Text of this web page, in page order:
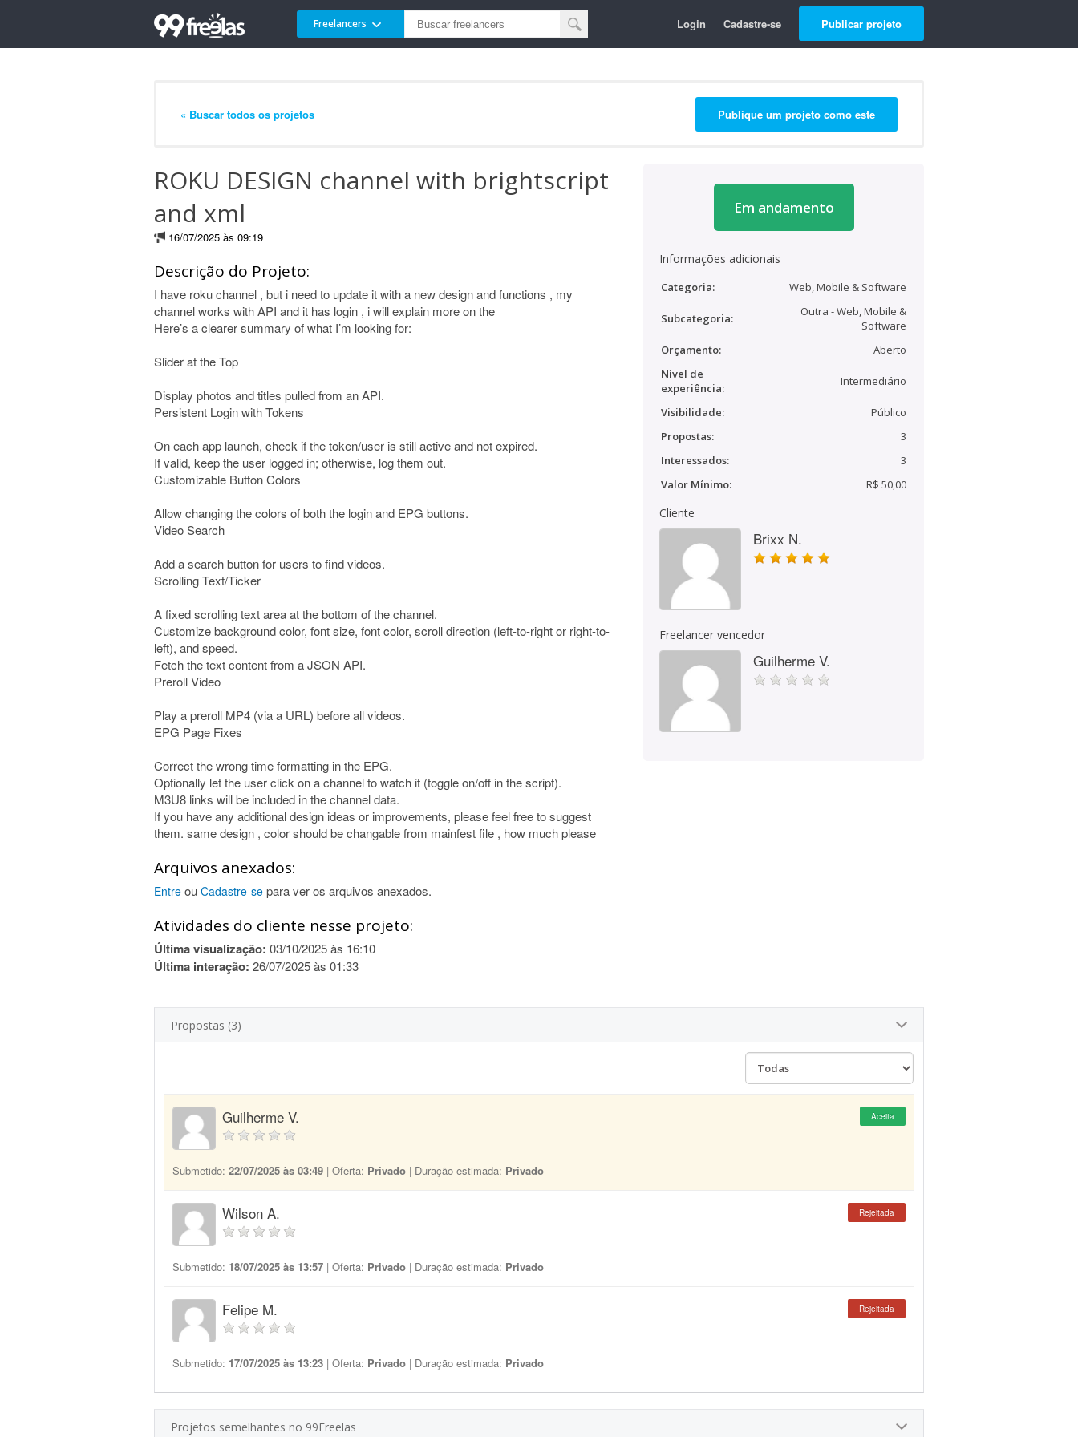
Freelancers Login Cadastre-se Publicar projeto
« Buscar todos os projetos Publique um projeto como este
ROKU DESIGN channel with brightscript
and xml
16/07/2025 às 09:19
Descrição do Projeto:
I have roku channel , but i need to update it with a new design and functions , my
channel works with API and it has login , i will explain more on the
Here’s a clearer summary of what I’m looking for:
Slider at the Top
Display photos and titles pulled from an API.
Persistent Login with Tokens
On each app launch, check if the token/user is still active and not expired.
If valid, keep the user logged in; otherwise, log them out.
Customizable Button Colors
Allow changing the colors of both the login and EPG buttons.
Video Search
Add a search button for users to find videos.
Scrolling Text/Ticker
A fixed scrolling text area at the bottom of the channel.
Customize background color, font size, font color, scroll direction (left-to-right or right-to-
left), and speed.
Fetch the text content from a JSON API.
Preroll Video
Play a preroll MP4 (via a URL) before all videos.
EPG Page Fixes
Correct the wrong time formatting in the EPG.
Optionally let the user click on a channel to watch it (toggle on/off in the script).
M3U8 links will be included in the channel data.
If you have any additional design ideas or improvements, please feel free to suggest
them. same design , color should be changable from mainfest file , how much please
Arquivos anexados:
Entre ou Cadastre-se para ver os arquivos anexados.
Atividades do cliente nesse projeto:
Última visualização: 03/10/2025 às 16:10
Última interação: 26/07/2025 às 01:33
Em andamento
Informações adicionais
Categoria: Web, Mobile & Software
Subcategoria:
Outra - Web, Mobile &
Software
Orçamento:
Aberto
Nível de
experiência:
Intermediário
Visibilidade:
Público
Propostas:
3
Interessados:
3
Valor Mínimo:
R$ 50,00
Cliente
Brixx N.
Freelancer vencedor
Guilherme V.
Propostas (3)
Guilherme V. Aceita
Submetido: 22/07/2025 às 03:49 | Oferta: Privado | Duração estimada: Privado
Wilson A. Rejeitada
Submetido: 18/07/2025 às 13:57 | Oferta: Privado | Duração estimada: Privado
Felipe M. Rejeitada
Submetido: 17/07/2025 às 13:23 | Oferta: Privado | Duração estimada: Privado
Projetos semelhantes no 99Freelas